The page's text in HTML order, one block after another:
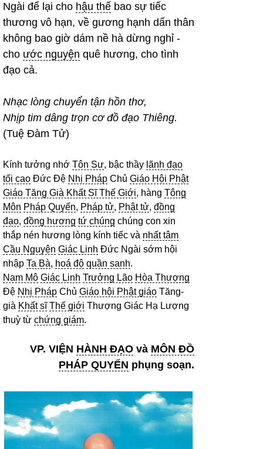
Ngài để lại cho hậu thế bao sự tiếc
thương vô hạn, về gương hạnh dấn thân
không bao giờ dám nề hà dừng nghỉ -
cho ước nguyện quê hương, cho tình
đạo cả.
Nhạc lòng chuyển tận hồn thơ,
Nhịp tim dâng trọn cơ đồ đạo Thiêng.
(Tuệ Đàm Tử)
Kính tưởng nhớ Tôn Sư, bậc thầy lãnh đạo
tối cao Đức Đệ Nhị Pháp Chủ Giáo Hội Phật
Giáo Tăng Già Khất Sĩ Thế Giới, hàng Tông
Môn Pháp Quyến, Pháp tử, Phật tử, đồng
đạo, đồng hương tứ chúng chúng con xin
thắp nén hương lòng kính tiếc và nhất tâm
Cầu Nguyện Giác Linh Đức Ngài sớm hội
nhập Ta Bà, hoá độ quần sanh.
Nam Mô Giác Linh Trưởng Lão Hòa Thượng
Đệ Nhị Pháp Chủ Giáo hội Phật giáo Tăng-
già Khất sĩ Thế giới Thượng Giác Hạ Lượng
thuỳ từ chứng giám.
VP. VIỆN HÀNH ĐẠO và MÔN ĐỒ
PHÁP QUYẾN phụng soạn.